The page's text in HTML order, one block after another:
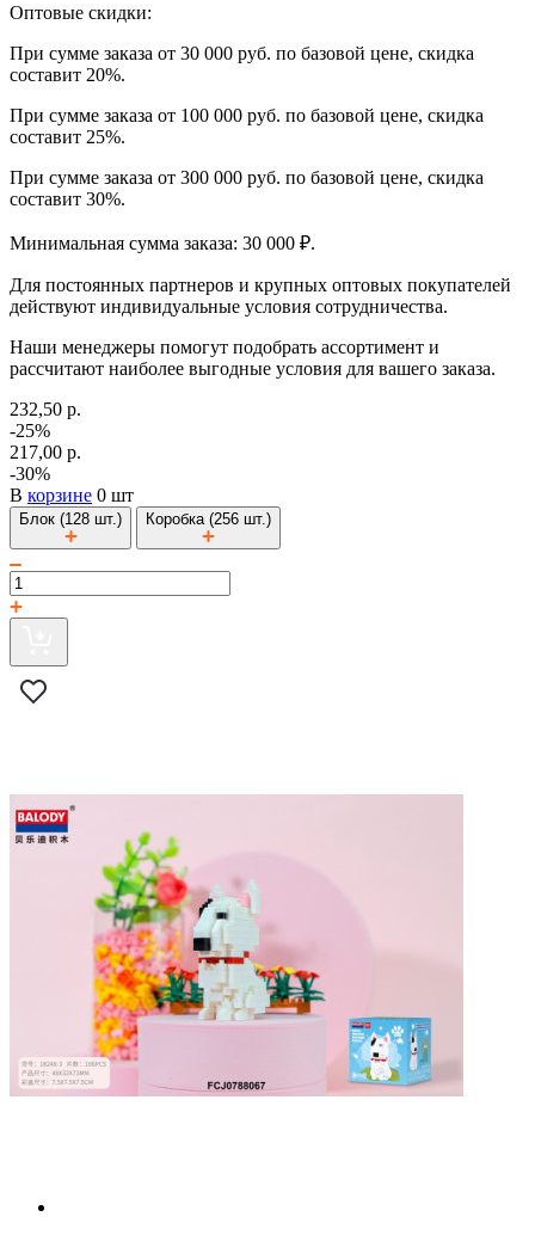
Оптовые скидки:
При сумме заказа от 30 000 руб. по базовой цене, скидка
составит 20%.
При сумме заказа от 100 000 руб. по базовой цене, скидка
составит 25%.
При сумме заказа от 300 000 руб. по базовой цене, скидка
составит 30%.
Минимальная сумма заказа: 30 000 ₽.
Для постоянных партнеров и крупных оптовых покупателей
действуют индивидуальные условия сотрудничества.
Наши менеджеры помогут подобрать ассортимент и
рассчитают наиболее выгодные условия для вашего заказа.
232,50 р.
-25%
217,00 р.
-30%
В корзине 0 шт
Блок (128 шт.) Коробка (256 шт.)